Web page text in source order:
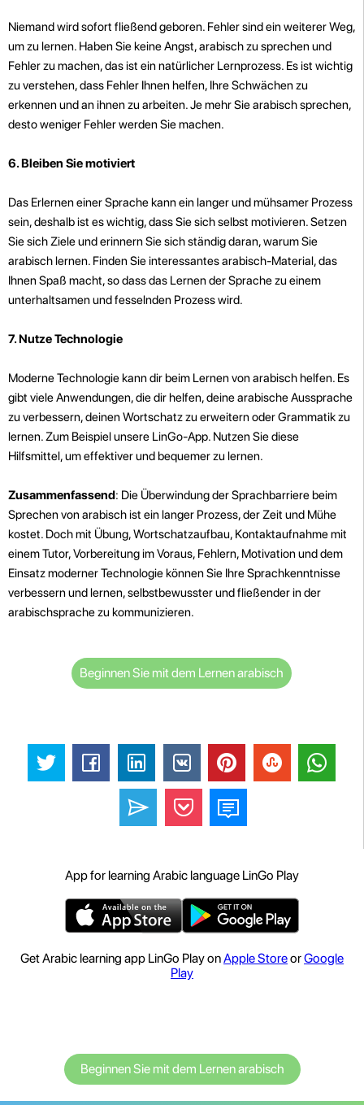
Niemand wird sofort fließend geboren. Fehler sind ein weiterer Weg,
um zu lernen. Haben Sie keine Angst, arabisch zu sprechen und
Fehler zu machen, das ist ein natürlicher Lernprozess. Es ist wichtig
zu verstehen, dass Fehler Ihnen helfen, Ihre Schwächen zu
erkennen und an ihnen zu arbeiten. Je mehr Sie arabisch sprechen,
desto weniger Fehler werden Sie machen.
6. Bleiben Sie motiviert
Das Erlernen einer Sprache kann ein langer und mühsamer Prozess
sein, deshalb ist es wichtig, dass Sie sich selbst motivieren. Setzen
Sie sich Ziele und erinnern Sie sich ständig daran, warum Sie
arabisch lernen. Finden Sie interessantes arabisch-Material, das
Ihnen Spaß macht, so dass das Lernen der Sprache zu einem
unterhaltsamen und fesselnden Prozess wird.
7. Nutze Technologie
Moderne Technologie kann dir beim Lernen von arabisch helfen. Es
gibt viele Anwendungen, die dir helfen, deine arabische Aussprache
zu verbessern, deinen Wortschatz zu erweitern oder Grammatik zu
lernen. Zum Beispiel unsere LinGo-App. Nutzen Sie diese
Hilfsmittel, um effektiver und bequemer zu lernen.
Zusammenfassend: Die Überwindung der Sprachbarriere beim
Sprechen von arabisch ist ein langer Prozess, der Zeit und Mühe
kostet. Doch mit Übung, Wortschatzaufbau, Kontaktaufnahme mit
einem Tutor, Vorbereitung im Voraus, Fehlern, Motivation und dem
Einsatz moderner Technologie können Sie Ihre Sprachkenntnisse
verbessern und lernen, selbstbewusster und fließender in der
arabischsprache zu kommunizieren.
Beginnen Sie mit dem Lernen arabisch
App for learning Arabic language LinGo Play
Get Arabic learning app LinGo Play onApple StoreorGoogle
Play
Beginnen Sie mit dem Lernen arabisch